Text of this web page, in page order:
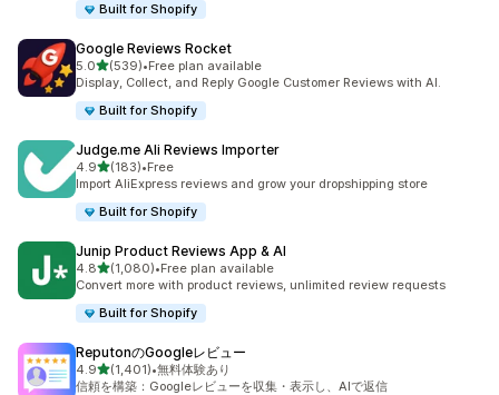
Built for Shopify
Google Reviews Rocket
5.05つ星中
(539)
合計レビュー数：539件
•Free plan available
Display, Collect, and Reply Google Customer Reviews with AI.
Built for Shopify
Judge.me Ali Reviews Importer
4.95つ星中
(183)
合計レビュー数：183件
•Free
Import AliExpress reviews and grow your dropshipping store
Built for Shopify
Junip Product Reviews App & AI
4.85つ星中
(1,080)
合計レビュー数：1080件
•Free plan available
Convert more with product reviews, unlimited review requests
Built for Shopify
ReputonのGoogleレビュー
4.95つ星中
(1,401)
合計レビュー数：1401件
•無料体験あり
信頼を構築：Googleレビューを収集・表示し、AIで返信